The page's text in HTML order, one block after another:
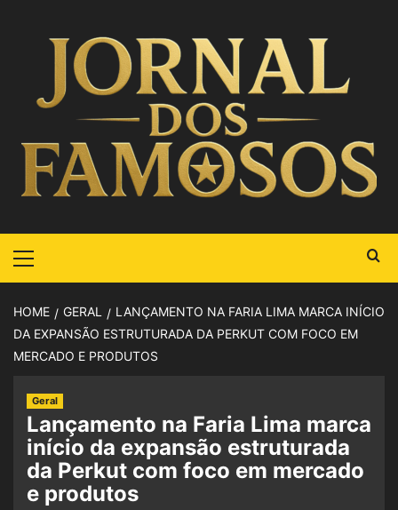
HOME GERAL
LANÇAMENTO NA FARIA LIMA MARCA INÍCIO
DA EXPANSÃO ESTRUTURADA DA PERKUT COM FOCO EM
MERCADO E PRODUTOS
Geral
Lançamento na Faria Lima marca
início da expansão estruturada
da Perkut com foco em mercado
e produtos